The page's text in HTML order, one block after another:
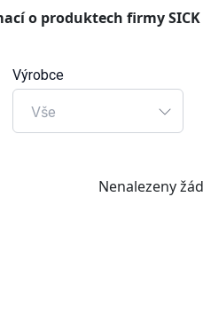
o produktech firmy
Výrobce
Vše
Nenalezeny